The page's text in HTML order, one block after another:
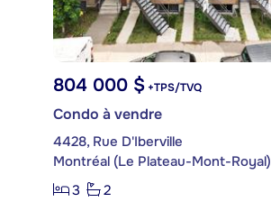
804 000 $ +TPS/TVQ
Condo à vendre
4428, Rue D'Iberville
Montréal (Le Plateau-Mont-Royal)
3
2